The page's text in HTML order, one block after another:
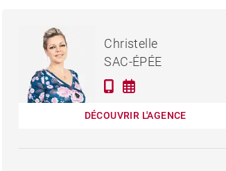
MAISON MESSERY - 205 M²
Christelle
SAC-ÉPÉE
DÉCOUVRIR L'AGENCE